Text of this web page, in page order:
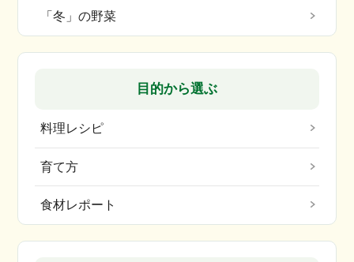
「冬」の野菜
目的から選ぶ
料理レシピ
育て方
食材レポート